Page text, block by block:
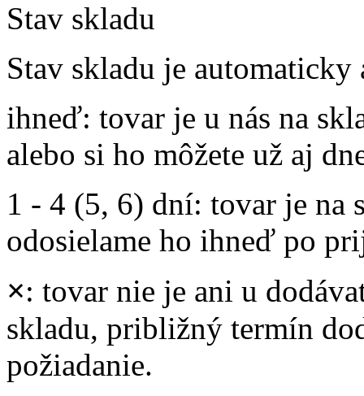
Stav skladu
Stav skladu je
ihneď: tovar je u nás na
alebo si ho môžete už aj
1 - 4 (5, 6) dní: tovar je na
odosielame ho ihneď po
×: tovar nie je ani u
skladu, približný termín
požiadanie.